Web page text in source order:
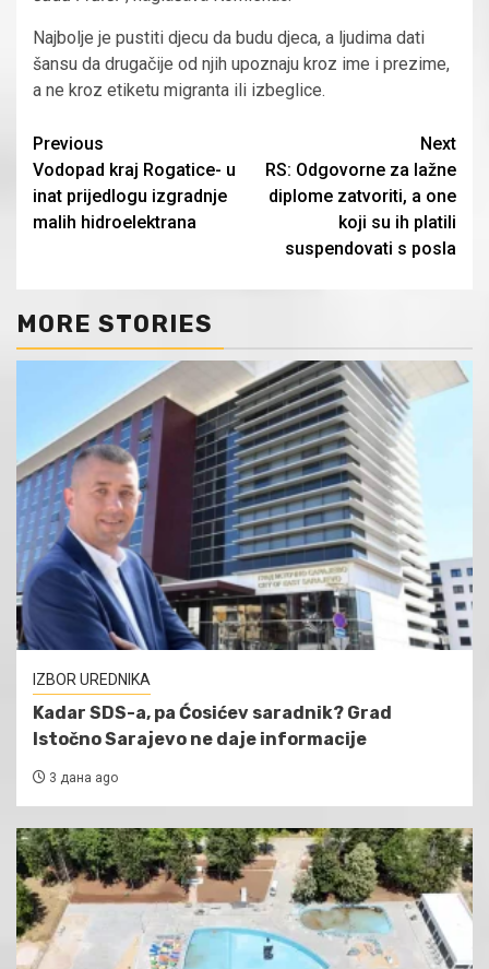
Najbolje je pustiti djecu da budu djeca, a ljudima dati
šansu da drugačije od njih upoznaju kroz ime i prezime,
a ne kroz etiketu migranta ili izbeglice.
Continue
Reading
Previous
Vodopad kraj Rogatice- u
inat prijedlogu izgradnje
malih hidroelektrana
Next
RS: Odgovorne za lažne
diplome zatvoriti, a one
koji su ih platili
suspendovati s posla
MORE STORIES
IZBOR UREDNIKA
Kadar SDS-a, pa Ćosićev saradnik? Grad
Istočno Sarajevo ne daje informacije
3 дана ago